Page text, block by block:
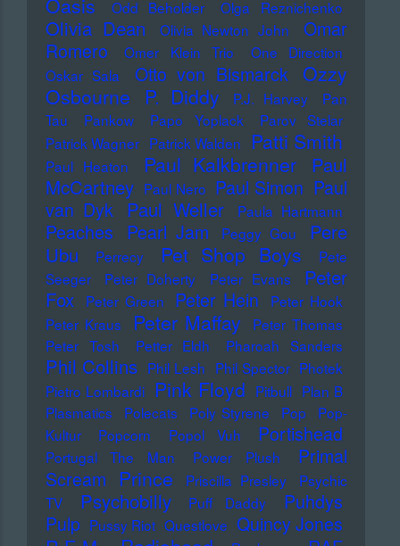
Oasis Odd Beholder Olga Reznichenko
Olivia Dean Olivia Newton John
Omar
Romero
Omer Klein Trio
One Direction
Oskar Sala
Otto von Bismarck Ozzy
Osbourne
P. Diddy P.J. Harvey
Pan
Tau
Pankow Papo Yoplack
Parov Stelar
Patrick Wagner Patrick Walden Patti Smith
Paul Heaton Paul Kalkbrenner
Paul
McCartney Paul Nero Paul Simon Paul
van Dyk Paul Weller Paula Hartmann
Peaches Pearl Jam Peggy Gou
Pere
Ubu
Perrecy Pet Shop Boys
Pete
Seeger
Peter Doherty Peter Evans
Peter
Fox
Peter Green Peter Hein
Peter Hook
Peter Kraus
Peter Maffay
Peter Thomas
Peter Tosh
Petter Eldh Pharoah Sanders
Phil Collins Phil Lesh Phil Spector Photek
Pietro Lombardi
Pink Floyd Pitbull Plan B
Plasmatics
Polecats Poly Styrene Pop
Pop-
Kultur
Popcorn Popol Vuh Portishead
Portugal The Man Power Plush
Primal
Scream
Prince Priscilla Presley
Psychic
TV
Psychobilly Puff Daddy
Puhdys
Pulp Pussy Riot Questlove Quincy Jones